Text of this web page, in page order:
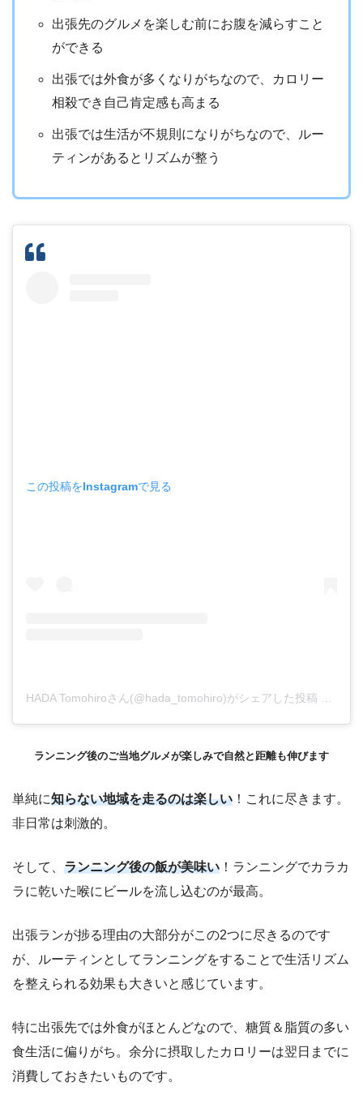
出張先のグルメを楽しむ前にお腹を減らすこと
ができる
出張では外食が多くなりがちなので、カロリー
相殺でき自己肯定感も高まる
出張では生活が不規則になりがちなので、ルー
ティンがあるとリズムが整う
この投稿をInstagramで見る
HADA Tomohiroさん(@hada_tomohiro)がシェアした投稿
ランニング後のご当地グルメが楽しみで自然と距離も伸びます
単純に知らない地域を走るのは楽しい ！これに尽きます。
非日常は刺激的。
そして、 ランニング後の飯が美味い ！ランニングでカラカ
ラに乾いた喉にビールを流し込むのが最高。
出張ランが捗る理由の大部分がこの2つに尽きるのです
が、ルーティンとしてランニングをすることで生活リズム
を整えられる効果も大きいと感じています。
特に出張先では外食がほとんどなので、糖質＆脂質の多い
食生活に偏りがち。余分に摂取したカロリーは翌日までに
消費しておきたいものです。